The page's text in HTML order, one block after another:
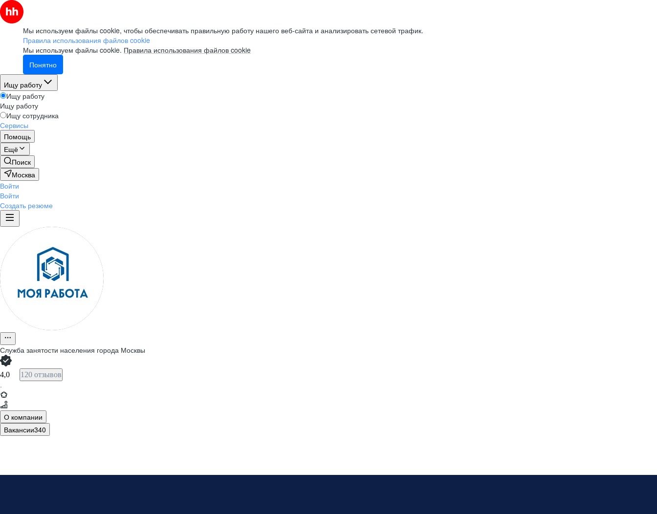
Мы используем файлы cookie, чтобы обеспечивать правильную работу нашего веб-сайта и анализировать сетевой трафик.
Правила использования файлов cookie
Мы используем файлы cookie. Правила использования файлов cookie
Понятно
Ищу работу
Ищу работу
Ищу работу
Ищу сотрудника
Сервисы
Помощь
Ещё
Поиск
Москва
Войти
Войти
Создать резюме
Служба занятости населения города Москвы
4,0 120 отзывов
·
О компании
Вакансии340